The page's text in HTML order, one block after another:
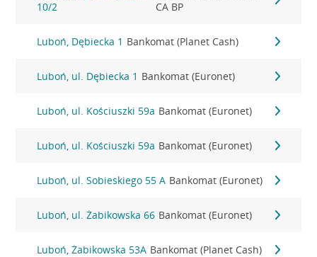
10/2
CA BP
Luboń, Dębiecka 1 Bankomat (Planet Cash)
Luboń, ul. Dębiecka 1 Bankomat (Euronet)
Luboń, ul. Kościuszki 59a Bankomat (Euronet)
Luboń, ul. Kościuszki 59a Bankomat (Euronet)
Luboń, ul. Sobieskiego 55 A Bankomat (Euronet)
Luboń, ul. Żabikowska 66 Bankomat (Euronet)
Luboń, Żabikowska 53A Bankomat (Planet Cash)